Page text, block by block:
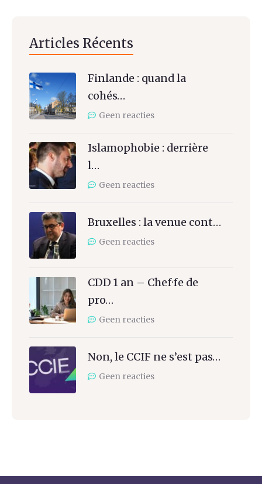
Articles Récents
Finlande : quand la
cohés…
Geen reacties
Islamophobie : derrière
l…
Geen reacties
Bruxelles : la venue cont…
Geen reacties
CDD 1 an – Chef·fe de
pro…
Geen reacties
Non, le CCIF ne s’est pas…
Geen reacties